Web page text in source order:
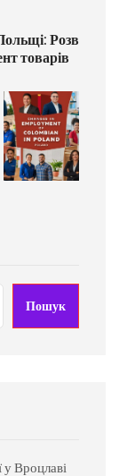
Розв
товарів
Пошук
у Вроцлаві